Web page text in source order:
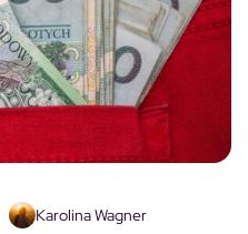
Karolina Wagner